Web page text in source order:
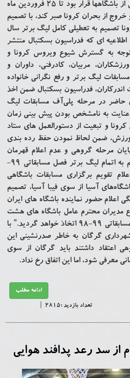
بسکتبال که با نظرسنجی از باشگاهها قرار بود تا 25 فروردین ماه
از بحران کرونا صبر کند، با تصمیم
تصمیم به تعطیلی کامل لیگ برتر سال
اطلاعیه ای که فدراسیون بسکتبال منتشر
به گسترش شیوع ویروس کرونا و
مربیان، کادرفنی، داوران و
لیگ برتر و رفع نگرانی خانواده
فدراسیون بسکتبال ضمن اخذ
حاضر در مرحله پلی‌آف مسابقات لیگ
عنایت به نامشخص بودن پیش بینی زمان
و تبعیت از دستورالعمل های ستاد
ورزش، ضمن لحاظ نمودن حفظ رده بندی
مرحله گروهی و عدم اعلام قهرمان
لیگ فصل حاضر، تصمیم به اتمام لیگ برتر فصل مسابقاتی 99-
تقویم برگزاری مسابقات باشگاهی
آسیا از سوی فیبا آسیا، تصمیم
حضور نماینده باشگاه های ایران
مدیران محترم عامل باشگاه های هشت
تیم لیگ برتر در فصل مسابقاتی 99-98 اتخاذ خواهد گردید." با
شهرداری گرگان به خاطر صدرنشینی این
اعتقاد داشتند باید گرگان از سوی
معرفی شود، اما این اتفاق رخ نداد.
ادامه مطلب
تعداد بازدید :2815 |
از سد رعد پدافند هوایی